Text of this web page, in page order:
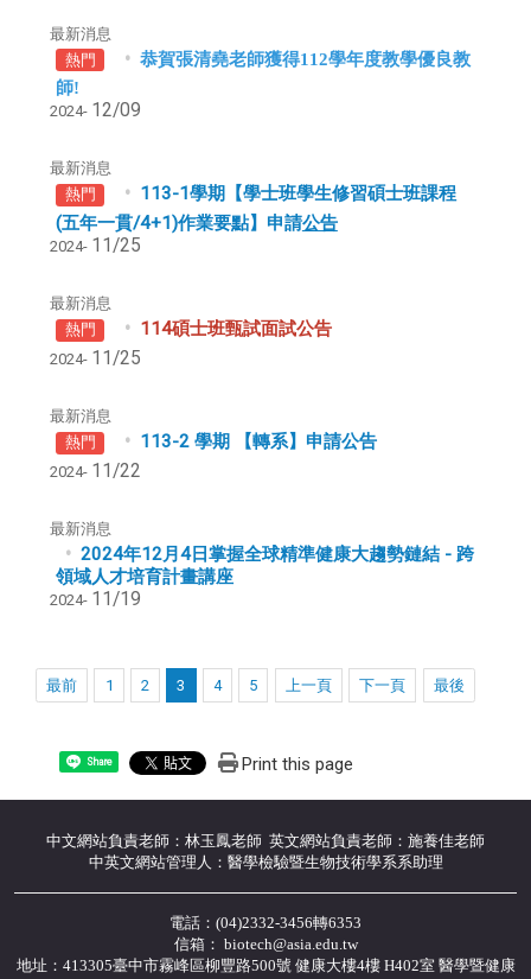
最新消息
熱門
恭賀張清堯老師獲得112學年度教學優良教
師!
2024- 12/09
最新消息
熱門
113-1學期【學士班學生修習碩士班課程
(五年一貫/4+1)作業要點】申請公告
2024- 11/25
最新消息
熱門
114碩士班甄試面試公告
2024- 11/25
最新消息
熱門
113-2 學期 【轉系】申請公告
2024- 11/22
最新消息
2024年12月4日掌握全球精準健康大趨勢鏈結 - 跨
領域人才培育計畫講座
2024- 11/19
最前 1 2 3 4 5 上一頁 下一頁 最後
Share Print this page
中文網站負責老師：林玉鳳老師 英文網站負責老師：施養佳老師
中英文網站管理人：醫學檢驗暨生物技術學系系助理
電話：(04)2332-3456轉6353
信箱： biotech@asia.edu.tw
地址：413305臺中市霧峰區柳豐路500號 健康大樓4樓 H402室 醫學暨健康